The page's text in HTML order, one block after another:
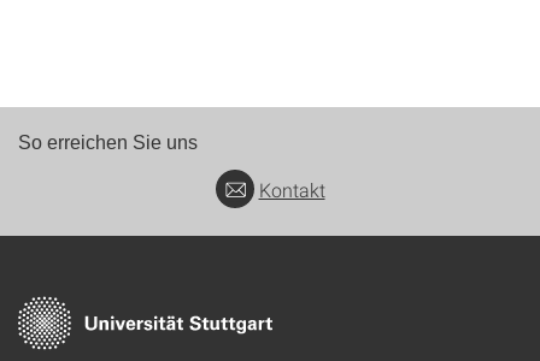
So erreichen Sie uns
Kontakt